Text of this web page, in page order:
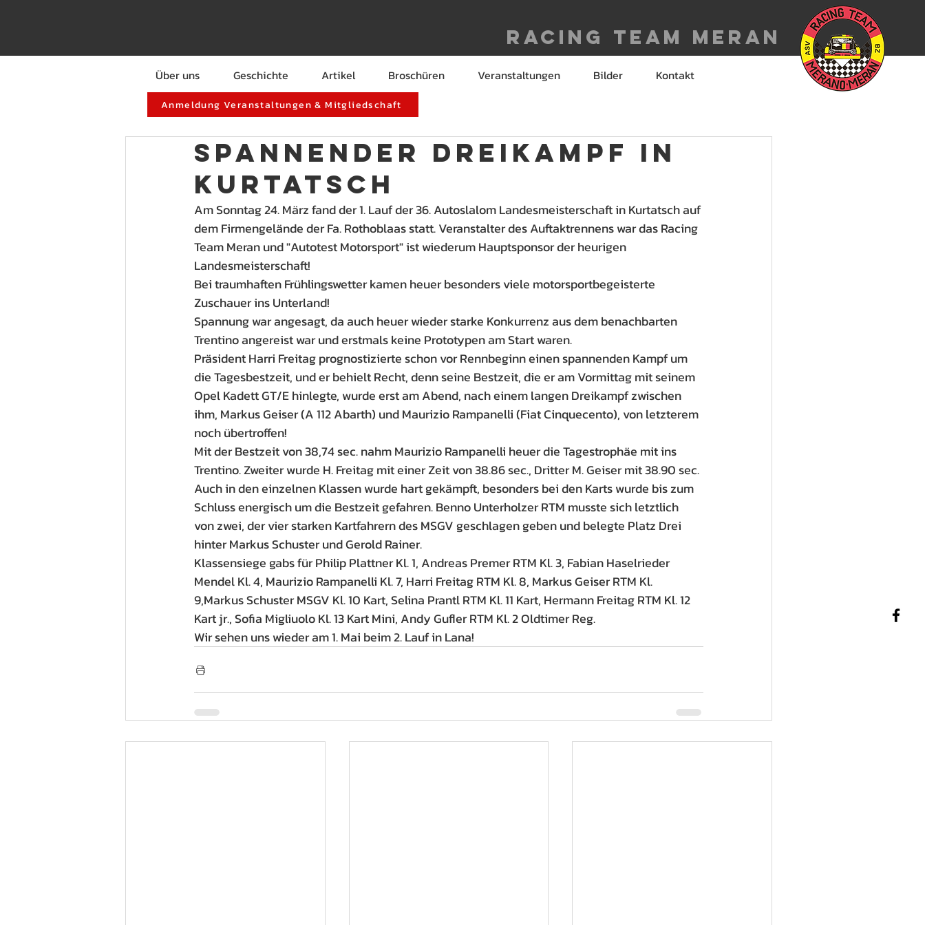
Racing Team meran
Über uns Geschichte Artikel Broschüren Veranstaltungen Bilder Kontakt
Anmeldung Veranstaltungen & Mitgliedschaft
Spannender Dreikampf in
Kurtatsch
Am Sonntag 24. März fand der 1. Lauf der 36. Autoslalom Landesmeisterschaft in Kurtatsch auf
dem Firmengelände der Fa. Rothoblaas statt. Veranstalter des Auftaktrennens war das Racing
Team Meran und "Autotest Motorsport" ist wiederum Hauptsponsor der heurigen
Landesmeisterschaft!
Bei traumhaften Frühlingswetter kamen heuer besonders viele motorsportbegeisterte
Zuschauer ins Unterland!
Spannung war angesagt, da auch heuer wieder starke Konkurrenz aus dem benachbarten
Trentino angereist war und erstmals keine Prototypen am Start waren.
Präsident Harri Freitag prognostizierte schon vor Rennbeginn einen spannenden Kampf um
die Tagesbestzeit, und er behielt Recht, denn seine Bestzeit, die er am Vormittag mit seinem
Opel Kadett GT/E hinlegte, wurde erst am Abend, nach einem langen Dreikampf zwischen
ihm, Markus Geiser (A 112 Abarth) und Maurizio Rampanelli (Fiat Cinquecento), von letzterem
noch übertroffen!
Mit der Bestzeit von 38,74 sec. nahm Maurizio Rampanelli heuer die Tagestrophäe mit ins
Trentino. Zweiter wurde H. Freitag mit einer Zeit von 38.86 sec., Dritter M. Geiser mit 38.90 sec.
Auch in den einzelnen Klassen wurde hart gekämpft, besonders bei den Karts wurde bis zum
Schluss energisch um die Bestzeit gefahren. Benno Unterholzer RTM musste sich letztlich
von zwei, der vier starken Kartfahrern des MSGV geschlagen geben und belegte Platz Drei
hinter Markus Schuster und Gerold Rainer.
Klassensiege gabs für Philip Plattner Kl. 1, Andreas Premer RTM Kl. 3, Fabian Haselrieder
Mendel Kl. 4, Maurizio Rampanelli Kl. 7, Harri Freitag RTM Kl. 8, Markus Geiser RTM Kl.
9,Markus Schuster MSGV Kl. 10 Kart, Selina Prantl RTM Kl. 11 Kart, Hermann Freitag RTM Kl. 12
Kart jr., Sofia Migliuolo Kl. 13 Kart Mini, Andy Gufler RTM Kl. 2 Oldtimer Reg.
Wir sehen uns wieder am 1. Mai beim 2. Lauf in Lana!